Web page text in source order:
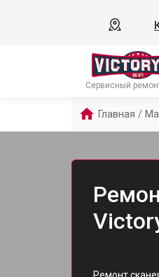
Сервисный
Главная /